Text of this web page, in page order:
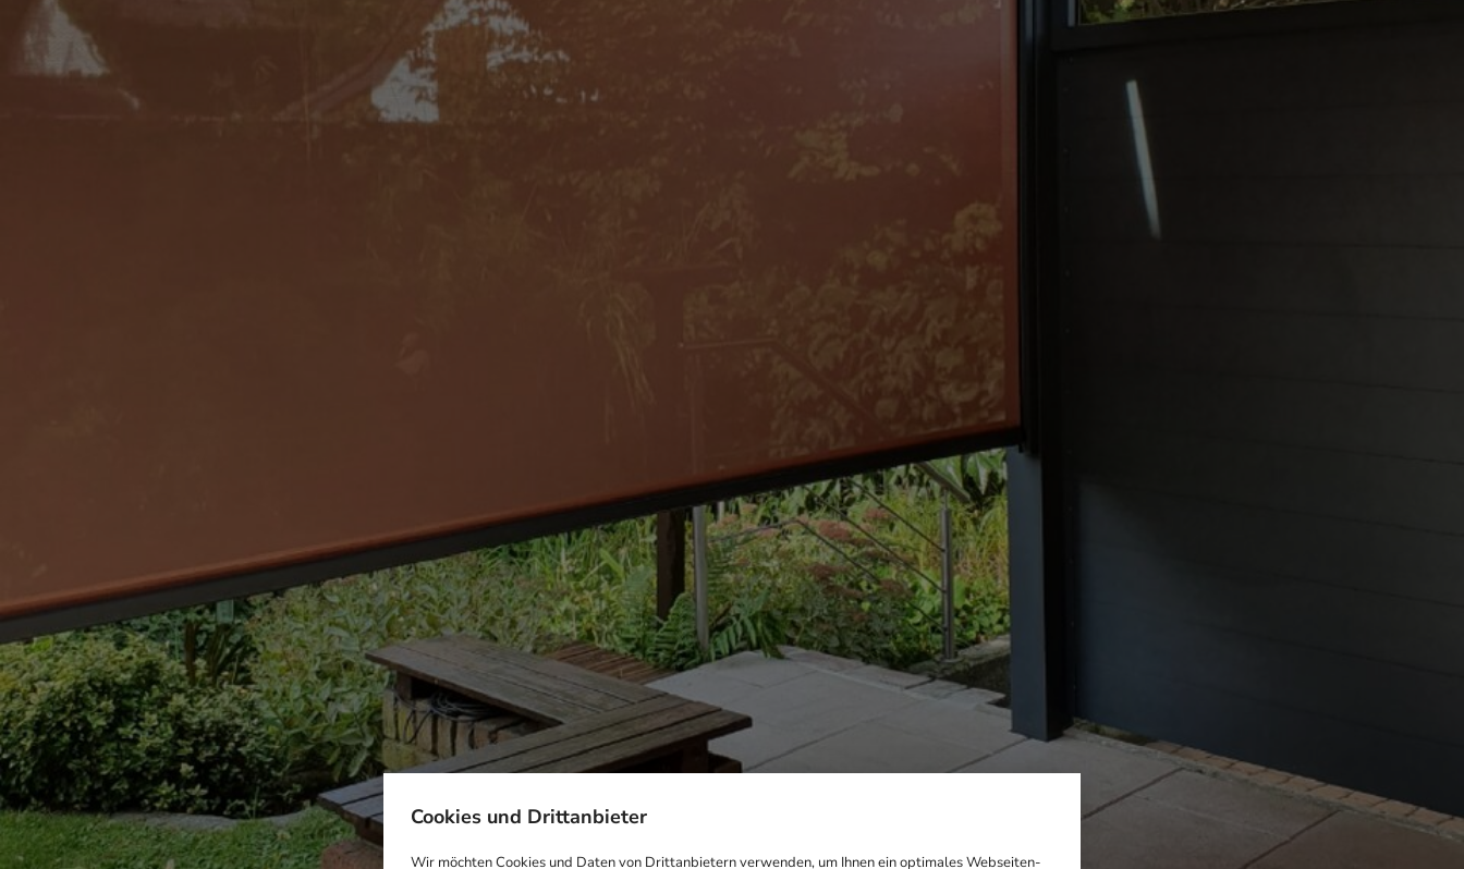
Cookies und Drittanbieter
Wir möchten Cookies und Daten von Drittanbietern verwenden, um Ihnen ein optimales Webseiten-